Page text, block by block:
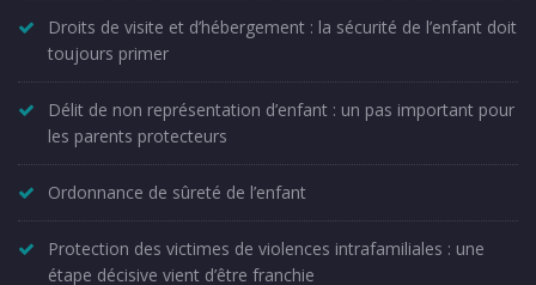
Droits de visite et d’hébergement : la sécurité de l’enfant doit
toujours primer
Délit de non représentation d’enfant : un pas important pour
les parents protecteurs
Ordonnance de sûreté de l’enfant
Protection des victimes de violences intrafamiliales : une
étape décisive vient d’être franchie